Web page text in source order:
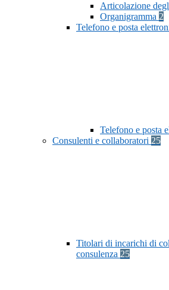
Articolazione
Organigramma 2
Telefono e posta
Telefono e posta
Consulenti e collaboratori 25
Titolari di incarichi di
consulenza 25